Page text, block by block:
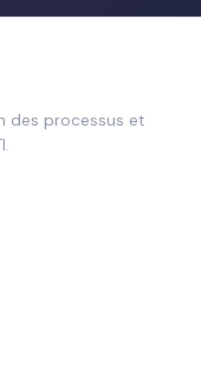
des processus et